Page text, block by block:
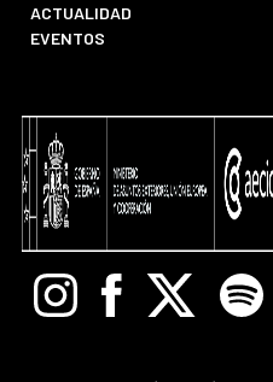
ACTUALIDAD
EVENTOS
InstagramFacebook
X Spotify